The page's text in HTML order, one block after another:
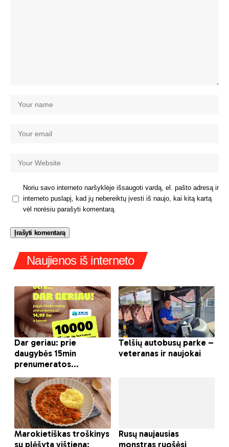
Noriu savo interneto naršyklėje išsaugoti vardą, el. pašto adresą ir
interneto puslapį, kad jų nebereiktų įvesti iš naujo, kai kitą kartą
vėl norėsiu parašyti komentarą.
Naujienos iš interneto